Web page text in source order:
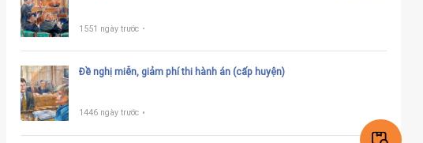
1551 ngày trước
Đề nghị miễn, giảm phí thi hành án (cấp huyện)
1446 ngày trước